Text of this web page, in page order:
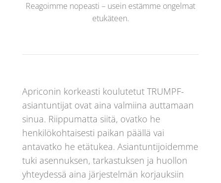
Reagoimme nopeasti – usein estämme ongelmat
etukäteen.
Apriconin korkeasti koulutetut TRUMPF-
asiantuntijat ovat aina valmiina auttamaan
sinua. Riippumatta siitä, ovatko he
henkilökohtaisesti paikan päällä vai
antavatko he etätukea. Asiantuntijoidemme
tuki asennuksen, tarkastuksen ja huollon
yhteydessä aina järjestelmän korjauksiin